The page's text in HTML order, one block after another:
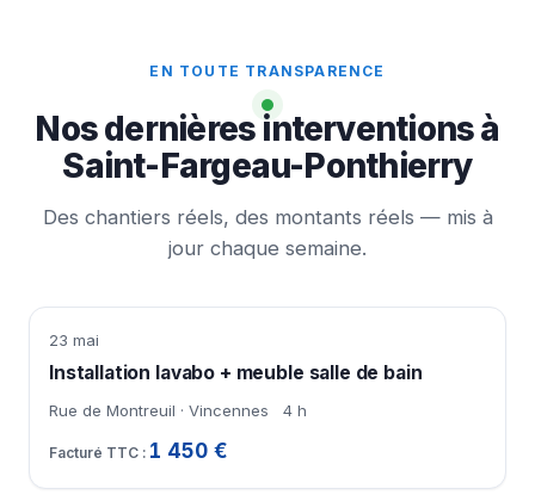
EN TOUTE TRANSPARENCE
Nos dernières interventions à
Saint-Fargeau-Ponthierry
Des chantiers réels, des montants réels — mis à
jour chaque semaine.
23 mai
Installation lavabo + meuble salle de bain
Rue de Montreuil · Vincennes 4 h
1 450 €